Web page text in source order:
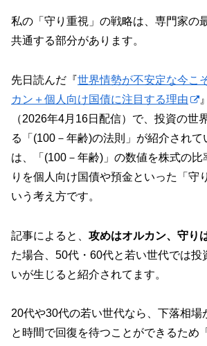
私の「守り重視」の戦略は、専門家の
共通する部分があります。
先日読んだ『世界情勢が不安定な今
カン＋個人向け国債に注目する理由
（2026年4月16日配信）で、投資の世
る「(100－年齢)の法則」が紹介されて
は、「(100－年齢)」の数値を株式の
りを個人向け国債や預金といった「守
いう考え方です。
記事によると、 攻めはオルカン、守り
た場合、50代・60代と若い世代では投
いが生じると紹介されてます。
20代や30代の若い世代なら、下落相場
と時間で回復を待つことができるため